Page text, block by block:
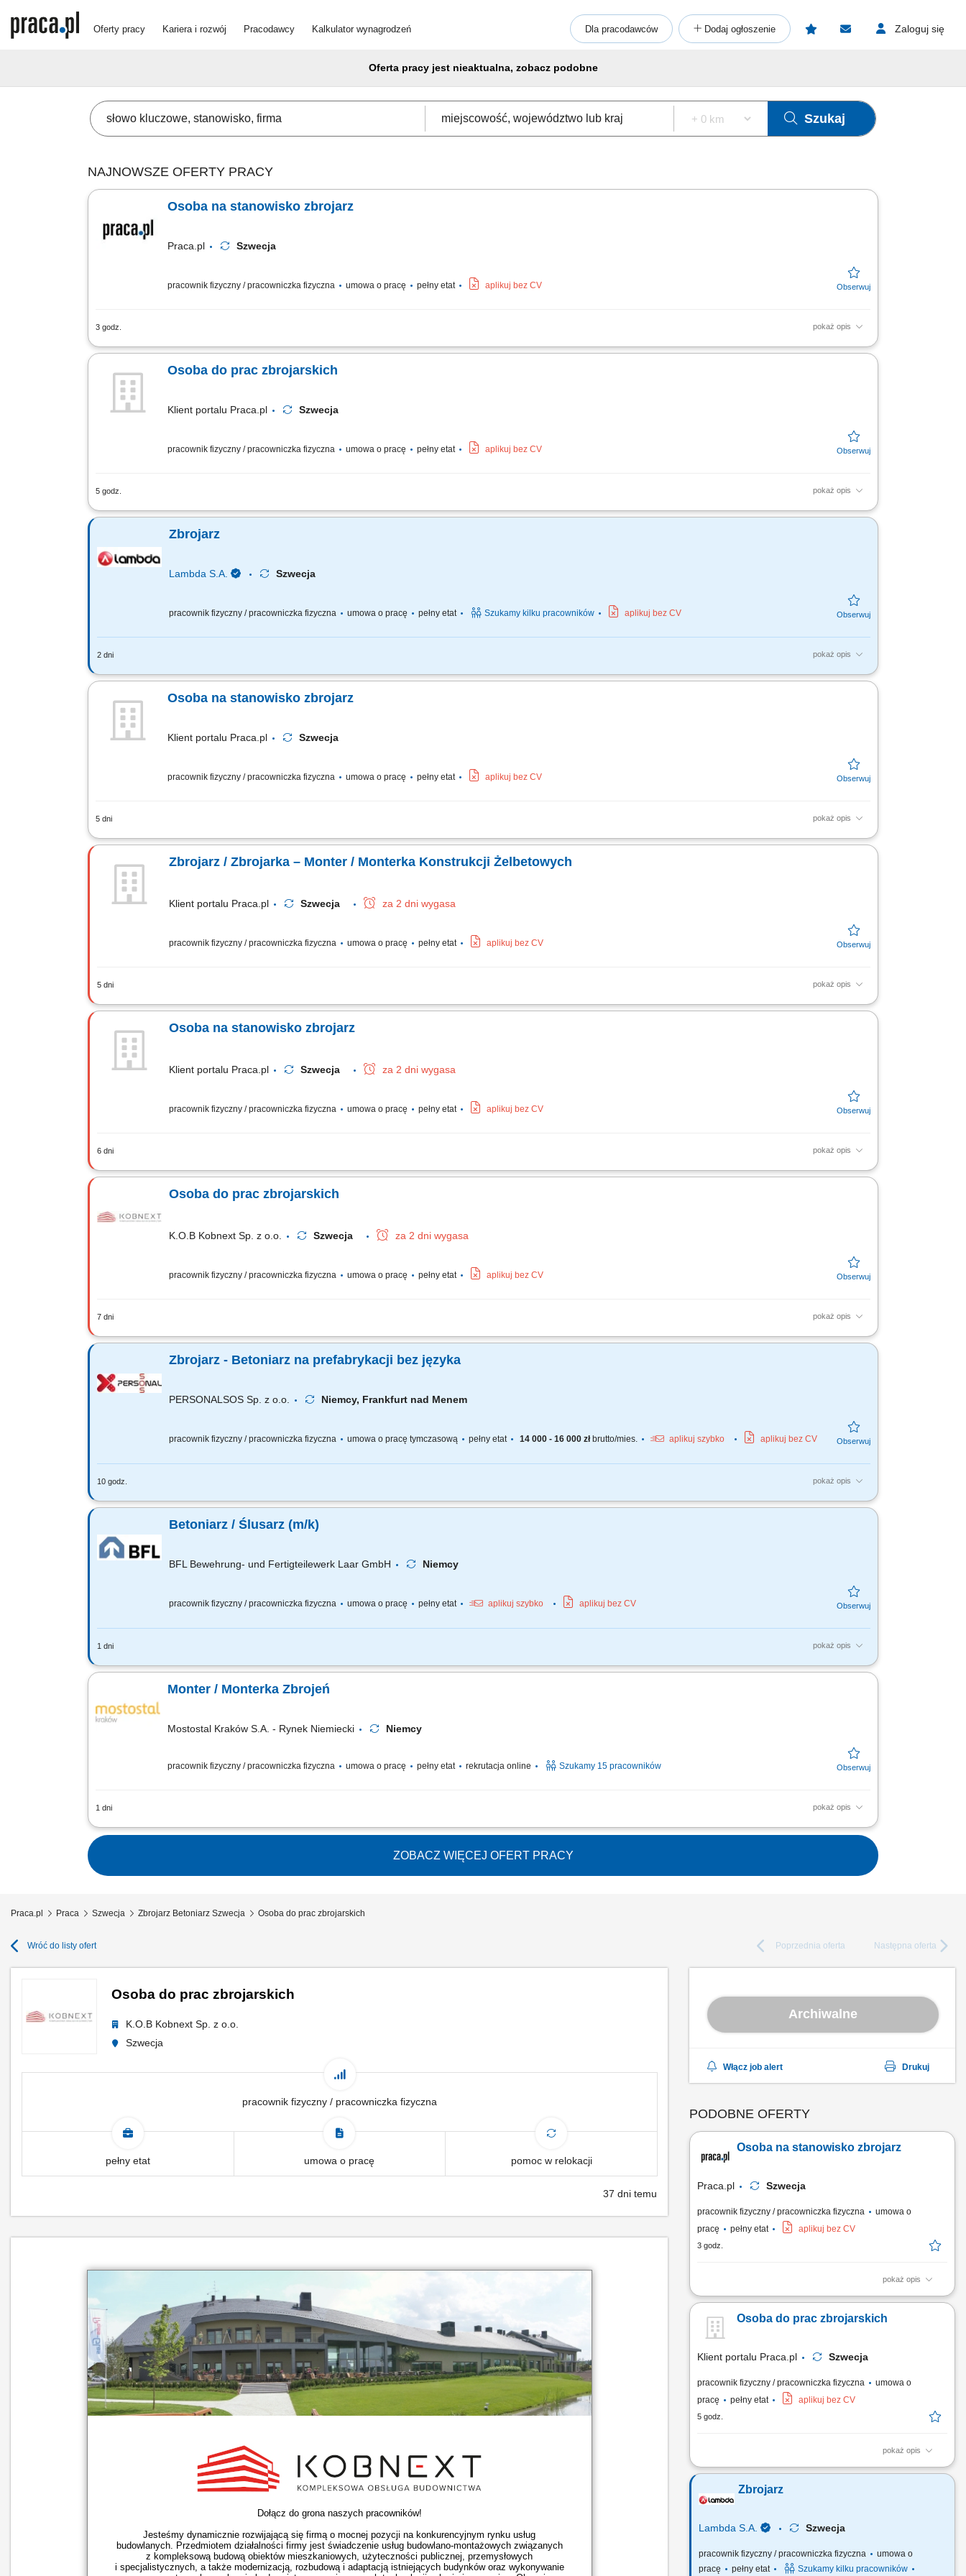
Oferty pracy Kariera i rozwój Pracodawcy Kalkulator wynagrodzeń Dla pracodawców Dodaj ogłoszenie Zaloguj się
Oferta pracy jest nieaktualna, zobacz podobne
Szukaj
NAJNOWSZE OFERTY PRACY
Osoba na stanowisko zbrojarz
Praca.pl Szwecja
pracownik fizyczny / pracowniczka fizyczna umowa o pracę pełny etat aplikuj bez CV
3 godz. pokaż opis
Opis stanowiska Tworzenie i montowanie konstrukcji stalowych, zbrojeń oraz siatek zbrojeniowych.
Osoba do prac zbrojarskich
Klient portalu Praca.pl Szwecja
pracownik fizyczny / pracowniczka fizyczna umowa o pracę pełny etat aplikuj bez CV
5 godz. pokaż opis
Wykonywanie konstrukcji stalowych, zbrojenia, szkieletów i siatek zbrojeniowych. Montaż prętów zbrojeniowych.
Zbrojarz
Lambda S.A. Szwecja
pracownik fizyczny / pracowniczka fizyczna umowa o pracę pełny etat Szukamy kilku pracowników aplikuj bez CV
2 dni pokaż opis
Twój zakres obowiązków: Wykonywanie konstrukcji stalowych, zbrojenia, szkielety, siatki zbrojeniowe; Montaż prętów zbrojeniowych; Praca przy jednym z naszych
Osoba na stanowisko zbrojarz
Klient portalu Praca.pl Szwecja
pracownik fizyczny / pracowniczka fizyczna umowa o pracę pełny etat aplikuj bez CV
5 dni pokaż opis
Tworzenie konstrukcji stalowych, zbrojeniowych oraz siatek i szkieletów wzmacniających. Osadzanie i odpowiednie mocowanie prętów stalowych na stanowisku pracy.
Zbrojarz / Zbrojarka – Monter / Monterka Konstrukcji Żelbetowych
Klient portalu Praca.pl Szwecja za 2 dni wygasa
pracownik fizyczny / pracowniczka fizyczna umowa o pracę pełny etat aplikuj bez CV
5 dni pokaż opis
Układanie elementów ze stali zbrojeniowej w formach i deskowaniach zgodnie z wytycznymi sztuki budowlanej. Asystowanie przy pracach ciesielskich, w tym przy
Osoba na stanowisko zbrojarz
Klient portalu Praca.pl Szwecja za 2 dni wygasa
pracownik fizyczny / pracowniczka fizyczna umowa o pracę pełny etat aplikuj bez CV
6 dni pokaż opis
Prefabrykacja, wiązanie oraz montaż stalowych szkieletów zbrojeniowych na placu budowy. Asystowanie przy montażu szalunków oraz innych bieżących zadaniach
Osoba do prac zbrojarskich
K.O.B Kobnext Sp. z o.o. Szwecja za 2 dni wygasa
pracownik fizyczny / pracowniczka fizyczna umowa o pracę pełny etat aplikuj bez CV
7 dni pokaż opis
Zakres obowiązków: Wykonywanie prac w zakresie montażu zbrojenia; Pomoc w pracach ciesielskich; Inne prace budowlane – pomocnicze;
Zbrojarz - Betoniarz na prefabrykacji bez języka
PERSONALSOS Sp. z o.o. Niemcy, Frankfurt nad Menem
pracownik fizyczny / pracowniczka fizyczna umowa o pracę tymczasową pełny etat 14 000 - 16 000 złbrutto/mies. aplikuj szybko aplikuj bez CV
10 godz. pokaż opis
Opis stanowiska: Wykonywanie zbrojeń zgodnie z rysunkiem technicznym (cięcie, gięcie, wiązanie stali) Stawka 19 EUR/h Czytanie i interpretacja dokumentacji
Betoniarz / Ślusarz (m/k)
BFL Bewehrung- und Fertigteilewerk Laar GmbH Niemcy
pracownik fizyczny / pracowniczka fizyczna umowa o pracę pełny etat aplikuj szybko aplikuj bez CV
1 dni pokaż opis
Twój zakres obowiązków: Udział w produkcji prefabrykatów betonowych; Obsługa maszyn i urządzeń w procesie produkcyjnym; Wykonywanie prac betonowych
Monter / Monterka Zbrojeń
Mostostal Kraków S.A. - Rynek Niemiecki Niemcy
pracownik fizyczny / pracowniczka fizyczna umowa o pracę pełny etat rekrutacja online Szukamy 15 pracowników
1 dni pokaż opis
Opis stanowiska: Wykonywanie zbrojeń poprzez wiązanie elementów zbrojeniowych przy użyciu cęgów. Przygotowywanie konstrukcji zbrojeniowych zgodnie z
ZOBACZ WIĘCEJ OFERT PRACY
Praca.pl Praca Szwecja Zbrojarz Betoniarz Szwecja Osoba do prac zbrojarskich
Wróć do listy ofert Poprzednia oferta Następna oferta
Osoba do prac zbrojarskich
K.O.B Kobnext Sp. z o.o.
Szwecja
pracownik fizyczny / pracowniczka fizyczna
pełny etat umowa o pracę pomoc w relokacji
37 dni temu
Dołącz do grona naszych pracowników!
Jesteśmy dynamicznie rozwijającą się firmą o mocnej pozycji na konkurencyjnym rynku usług
budowlanych. Przedmiotem działalności firmy jest świadczenie usług budowlano-montażowych związanych
z kompleksową budową obiektów mieszkaniowych, użyteczności publicznej, przemysłowych
i specjalistycznych, a także modernizacją, rozbudową i adaptacją istniejących budynków oraz wykonywanie
Archiwalne
Włącz job alert Drukuj
PODOBNE OFERTY
Osoba na stanowisko zbrojarz
Praca.pl Szwecja
pracownik fizyczny / pracowniczka fizyczna
umowa o
pracę
pełny etat aplikuj bez CV
3 godz.
pokaż opis
Opis stanowiska Tworzenie i montowanie konstrukcji
Osoba do prac zbrojarskich
Klient portalu Praca.pl Szwecja
pracownik fizyczny / pracowniczka fizyczna
umowa o
pracę
pełny etat aplikuj bez CV
5 godz.
pokaż opis
Wykonywanie konstrukcji stalowych, zbrojenia, szkieletów i
Zbrojarz
Lambda S.A. Szwecja
pracownik fizyczny / pracowniczka fizyczna
umowa o
pracę
pełny etat Szukamy kilku pracowników